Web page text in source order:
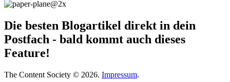
Die besten Blogartikel direkt in dein
Postfach - bald kommt auch dieses
Feature!
The Content Society © 2026. Impressum.